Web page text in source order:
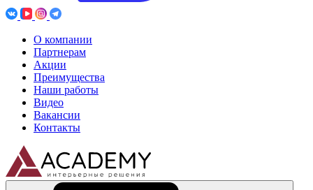
О компании
Партнерам
Акции
Преимущества
Наши работы
Видео
Вакансии
Контакты